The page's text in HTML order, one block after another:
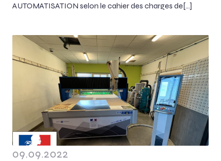
AUTOMATISATION selon le cahier des charges de[…]
09.09.2022